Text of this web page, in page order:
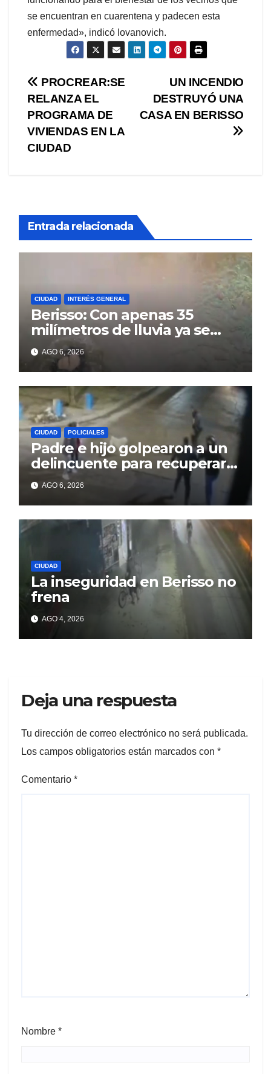
se encuentran en cuarentena y padecen esta
enfermedad», indicó Iovanovich.
Navegación
de
entradas
UN INCENDIO
DESTRUYÓ UNA
CASA EN BERISSO
PROCREAR:SE
RELANZA EL
PROGRAMA DE
VIVIENDAS EN LA
CIUDAD
Entrada relacionada
CIUDAD INTERÉS GENERAL
Berisso: Con apenas 35
milímetros de lluvia ya se
sienten los problemas
AGO 6, 2026
CIUDAD POLICIALES
Padre e hijo golpearon a un
delincuente para recuperar
un celular robado en Berisso
AGO 6, 2026
CIUDAD
La inseguridad en Berisso no
frena
AGO 4, 2026
Deja una respuesta
Tu dirección de correo electrónico no será publicada.
Los campos obligatorios están marcados con *
Comentario *
Nombre *